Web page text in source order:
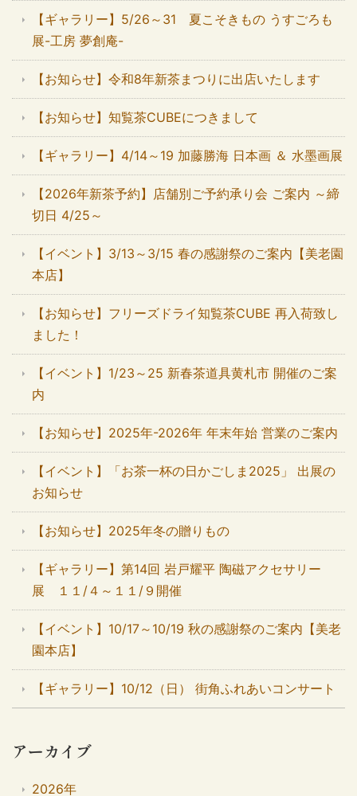
【ギャラリー】5/26～31 夏こそきもの うすごろも
展-工房 夢創庵-
【お知らせ】令和8年新茶まつりに出店いたします
【お知らせ】知覧茶CUBEにつきまして
【ギャラリー】4/14～19 加藤勝海 日本画 ＆ 水墨画展
【2026年新茶予約】店舗別ご予約承り会 ご案内 ～締
切日 4/25～
【イベント】3/13～3/15 春の感謝祭のご案内【美老園
本店】
【お知らせ】フリーズドライ知覧茶CUBE 再入荷致し
ました！
【イベント】1/23～25 新春茶道具黄札市 開催のご案
内
【お知らせ】2025年-2026年 年末年始 営業のご案内
【イベント】「お茶一杯の日かごしま2025」 出展の
お知らせ
【お知らせ】2025年冬の贈りもの
【ギャラリー】第14回 岩戸耀平 陶磁アクセサリー
展 １１/４～１１/９開催
【イベント】10/17～10/19 秋の感謝祭のご案内【美老
園本店】
【ギャラリー】10/12（日） 街角ふれあいコンサート
アーカイブ
2026年